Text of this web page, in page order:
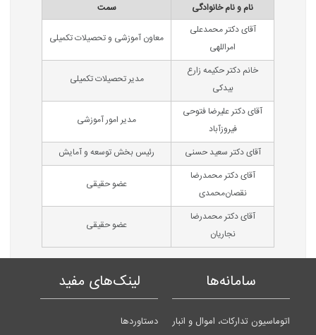
نام و نام خانوادگی
سمت
آقای دکتر محمدعلی
امراللهی
معاون آموزشی و تحصیلات تکمیلی
خانم دکتر حکیمه زارع
بیدکی
مدیر تحصیلات تکمیلی
آقای دکتر علیرضا فتوحی
فیروز‌آباد
مدیر امور آموزشی
آقای دکتر سعید حسنی
رئیس بخش توسعه و آمایش
آقای دکتر محمدرضا
نقصان‌محمدی
عضو حقیقی
آقای دکتر محمدرضا
نجاریان
عضو حقیقی
سامانه‌ها
اتوماسیون تدارکات، اموال و انبار
لینک‌های مفید
دستاوردها